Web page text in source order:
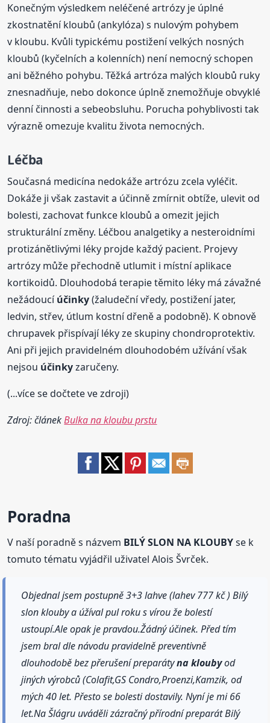
Konečným výsledkem neléčené artrózy je úplné
zkostnatění kloubů (ankylóza) s nulovým pohybem
v kloubu. Kvůli typickému postižení velkých nosných
kloubů (kyčelních a kolenních) není nemocný schopen
ani běžného pohybu. Těžká artróza malých kloubů ruky
znesnadňuje, nebo dokonce úplně znemožňuje obvyklé
denní činnosti a sebeobsluhu. Porucha pohyblivosti tak
výrazně omezuje kvalitu života nemocných.
Léčba
Současná medicína nedokáže artrózu zcela vyléčit.
Dokáže ji však zastavit a účinně zmírnit obtíže, ulevit od
bolesti, zachovat funkce kloubů a omezit jejich
strukturální změny. Léčbou analgetiky a nesteroidními
protizánětlivými léky projde každý pacient. Projevy
artrózy může přechodně utlumit i místní aplikace
kortikoidů. Dlouhodobá terapie těmito léky má závažné
nežádoucíúčinky(žaludeční vředy, postižení jater,
ledvin, střev, útlum kostní dřeně a podobně). K obnově
chrupavek přispívají léky ze skupiny chondroprotektiv.
Ani při jejich pravidelném dlouhodobém užívání však
nejsou účinkyzaručeny.
(...více se dočtete ve zdroji)
Zdroj: článekBulka na kloubu prstu
Poradna
V naší poradně s názvem BILÝ SLON NA KLOUBYse k
tomuto tématu vyjádřil uživatel Alois Švrček.
Objednal jsem postupně 3+3 lahve (lahev 777 kč ) Bilý
slon klouby a úžíval pul roku s vírou že bolestí
ustoupí.Ale opak je pravdou.Žádný účinek. Před tím
jsem bral dle návodu pravidelně preventivně
dlouhodobě bez přerušení preparátyna kloubyod
jiných výrobců (Colafit,GS Condro,Proenzi,Kamzik, od
mých 40 let. Přesto se bolesti dostavily. Nyní je mi 66
let.Na Šlágru uváděli zázračný přírodní preparát Bilý